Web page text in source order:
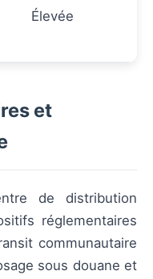
Élevée
et
de distribution
réglementaires
communautaire
sous douane et